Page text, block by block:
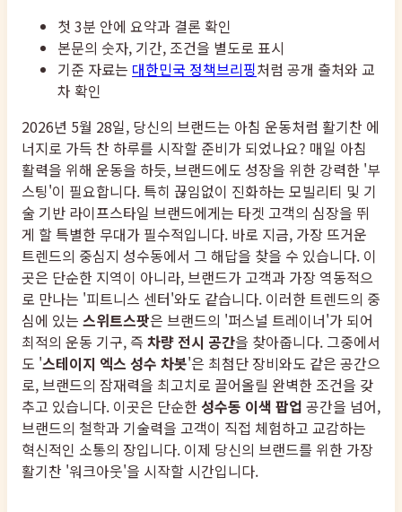
첫 3분 안에 요약과 결론 확인
본문의 숫자, 기간, 조건을 별도로 표시
기준 자료는 대한민국 정책브리핑처럼 공개 출처와 교
차 확인
2026년 5월 28일, 당신의 브랜드는 아침 운동처럼 활기찬 에
너지로 가득 찬 하루를 시작할 준비가 되었나요? 매일 아침
활력을 위해 운동을 하듯, 브랜드에도 성장을 위한 강력한 '부
스팅'이 필요합니다. 특히 끊임없이 진화하는 모빌리티 및 기
술 기반 라이프스타일 브랜드에게는 타겟 고객의 심장을 뛰
게 할 특별한 무대가 필수적입니다. 바로 지금, 가장 뜨거운
트렌드의 중심지 성수동에서 그 해답을 찾을 수 있습니다. 이
곳은 단순한 지역이 아니라, 브랜드가 고객과 가장 역동적으
로 만나는 '피트니스 센터'와도 같습니다. 이러한 트렌드의 중
심에 있는 스위트스팟은 브랜드의 '퍼스널 트레이너'가 되어
최적의 운동 기구, 즉 차량 전시 공간을 찾아줍니다. 그중에서
도 '스테이지 엑스 성수 차봇'은 최첨단 장비와도 같은 공간으
로, 브랜드의 잠재력을 최고치로 끌어올릴 완벽한 조건을 갖
추고 있습니다. 이곳은 단순한성수동 이색 팝업 공간을 넘어,
브랜드의 철학과 기술력을 고객이 직접 체험하고 교감하는
혁신적인 소통의 장입니다. 이제 당신의 브랜드를 위한 가장
활기찬 '워크아웃'을 시작할 시간입니다.